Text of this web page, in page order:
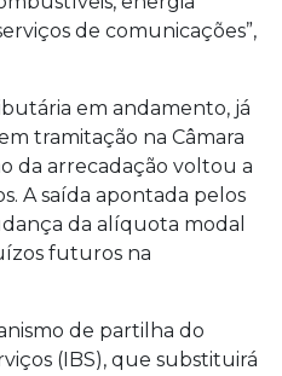
de comunicações”,
em andamento, já
tramitação na Câmara
da arrecadação voltou a
A saída apontada pelos
da alíquota modal
futuros na
de partilha do
(IBS), que substituirá